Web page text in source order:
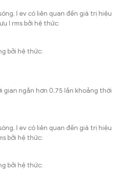
I ev có liên quan đến giá trị hiệu
I rms bởi hệ thức:
bởi hệ thức:
gian ngắn hơn 0,75 lần khoảng thời
I ev có liên quan đến giá trị hiệu
bởi hệ thức:
bởi hệ thức: